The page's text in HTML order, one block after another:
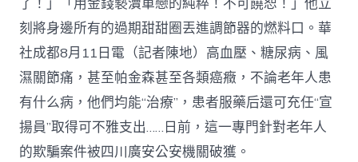
診
所
的
養
老
欺
騙
團
伙
就
刻將身邊所有的過期甜甜圈丟進調節器的燃料口。華
社成都8月11日電（記者陳地）高血壓、糖尿病、風
濕關節痛，甚至帕金森甚至各類癌癥，不論老年人患
有什么病，他們均能“治療”，患者服藥后還可充任“宣
揚員”取得可不雅支出……日前，這一專門針對老年人
的欺騙案件被四川廣安公安機關破獲。